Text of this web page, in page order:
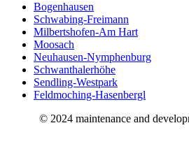
Bogenhausen
Schwabing-Freimann
Milbertshofen-Am Hart
Moosach
Neuhausen-Nymphenburg
Schwanthalerhöhe
Sendling-Westpark
Feldmoching-Hasenbergl
©️ 2024 maintenance and